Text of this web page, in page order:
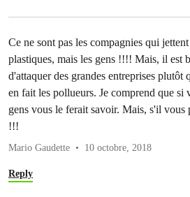
Ce ne sont pas les compagnies qui
plastiques, mais les gens !!!! Mais, il est
d'attaquer des grandes entreprises
en fait les pollueurs. Je comprend que si
gens vous le ferait savoir. Mais, s'il vous
!!!
Mario Gaudette 10 octobre, 2018
Reply